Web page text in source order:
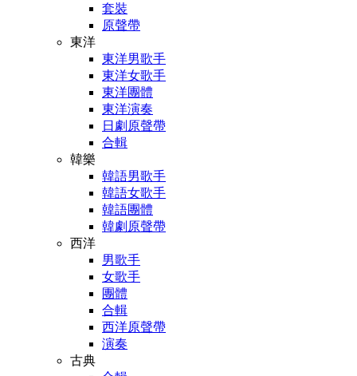
套裝
原聲帶
東洋
東洋男歌手
東洋女歌手
東洋團體
東洋演奏
日劇原聲帶
合輯
韓樂
韓語男歌手
韓語女歌手
韓語團體
韓劇原聲帶
西洋
男歌手
女歌手
團體
合輯
西洋原聲帶
演奏
古典